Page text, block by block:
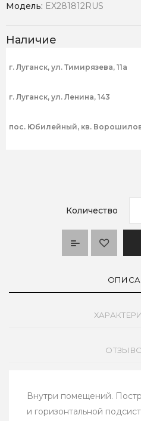
Модель: EX281812RUS
Наличие
г. Луганск, ул. Тимирязева, 11а
г. Луганск, ул. Ленина, 143
пос. Юбилейный, кв.
Количество
Внутри помещений.
и горизонтальной